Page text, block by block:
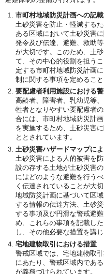
市町村地域防災計画への記載
土砂災害を防止・軽減する
ある区域において土砂災害
発令及び伝達、避難、救助
が大切です。このため、土
て、その中心的役割を担う
定する市町村地域防災計画
制に関する事項を定めること
要配慮者利用施設における
高齢者、障害者、乳幼児等
牲者となりやすい要配慮者
合には、市町村地域防災計
を実施するため、土砂災害
ととされています。
土砂災害ハザードマップに
土砂災害による人的被害を
設の存する土地が土砂災害
にはどのような避難を行う
く伝達されていることが大
地域防災計画に基づいて区
する情報の伝達方法、土砂
する事項及び円滑な警戒避
め、これらの事項を記載し
し、その他必要な措置を講
宅地建物取引における措置
警戒区域では、宅地建物取
にあたり、警戒区域内であ
が義務づけられています。